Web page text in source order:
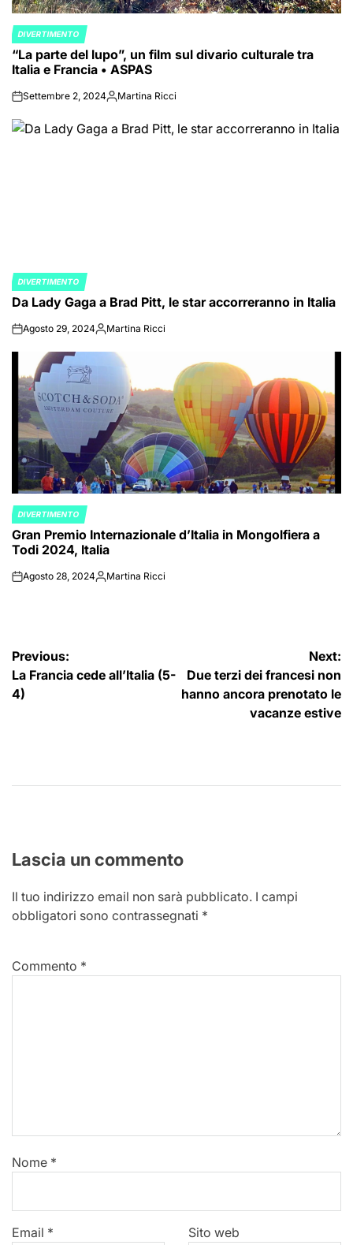
POSTED
IN
DIVERTIMENTO
“La parte del lupo”, un film sul divario culturale tra
Italia e Francia • ASPAS
onSettembre 2, 2024PostedMartina Ricci
POSTED
IN
DIVERTIMENTO
Da Lady Gaga a Brad Pitt, le star accorreranno in Italia
onAgosto 29, 2024PostedMartina Ricci
POSTED
IN
DIVERTIMENTO
Gran Premio Internazionale d’Italia in Mongolfiera a
Todi 2024, Italia
onAgosto 28, 2024PostedMartina Ricci
Navigazione
articoli
Previous:
La Francia cede all’Italia (5-
4)
Next:
Due terzi dei francesi non
hanno ancora prenotato le
vacanze estive
Lascia un commento
Il tuo indirizzo email non sarà pubblicato. I campi
obbligatori sono contrassegnati *
Commento *
Nome *
Email * Sito web